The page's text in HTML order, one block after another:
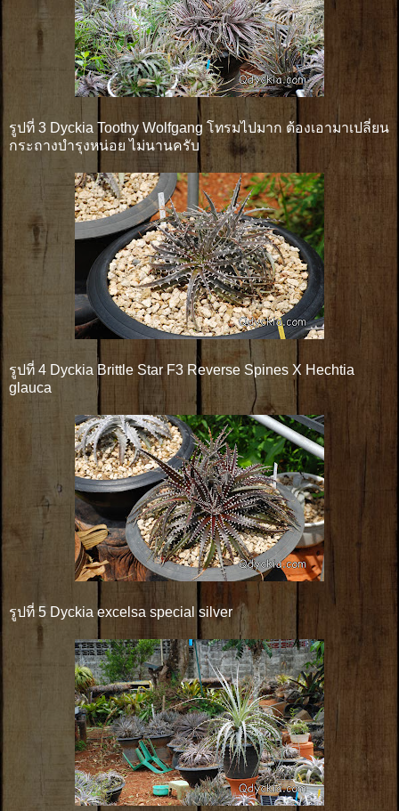
รูปที่ 3 Dyckia Toothy Wolfgang โทรมไปมาก ต้องเอามาเปลี่ยน
กระถางบำรุงหน่อย ไม่นานครับ
รูปที่ 4 Dyckia Brittle Star F3 Reverse Spines X Hechtia
glauca
รูปที่ 5 Dyckia excelsa special silver